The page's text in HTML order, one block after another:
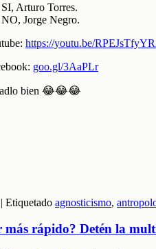
Arturo Torres.
Jorge Negro.
https://youtu.be/
goo.gl/3AaPLr
bien 😂😂😂
| Etiquetado agnosticismo,
más rápido? Detén la